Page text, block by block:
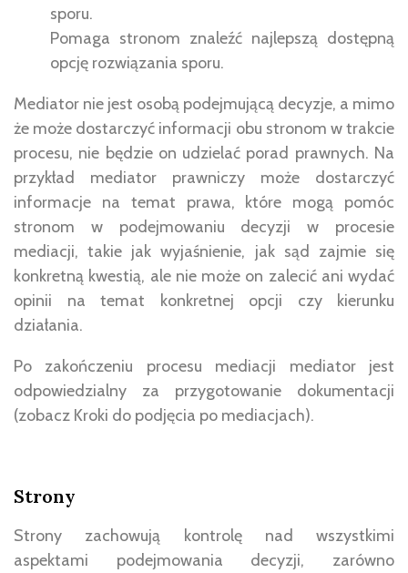
sporu.
Pomaga stronom znaleźć najlepszą dostępną
opcję rozwiązania sporu.
Mediator nie jest osobą podejmującą decyzje, a mimo
że może dostarczyć informacji obu stronom w trakcie
procesu, nie będzie on udzielać porad prawnych. Na
przykład mediator prawniczy może dostarczyć
informacje na temat prawa, które mogą pomóc
stronom w podejmowaniu decyzji w procesie
mediacji, takie jak wyjaśnienie, jak sąd zajmie się
konkretną kwestią, ale nie może on zalecić ani wydać
opinii na temat konkretnej opcji czy kierunku
działania.
Po zakończeniu procesu mediacji mediator jest
odpowiedzialny za przygotowanie dokumentacji
(zobacz Kroki do podjęcia po mediacjach).
Strony
Strony zachowują kontrolę nad wszystkimi
aspektami podejmowania decyzji, zarówno